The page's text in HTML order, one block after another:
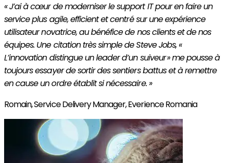
« J’ai à cœur de moderniser le support IT pour en faire un
service plus agile, efficient et centré sur une expérience
utilisateur novatrice, au bénéfice de nos clients et de nos
équipes. Une citation très simple de Steve Jobs, «
L’innovation distingue un leader d’un suiveur » me pousse à
toujours essayer de sortir des sentiers battus et à remettre
en cause un ordre établit si nécessaire. »
Romain,Service Delivery Manager, Everience Romania